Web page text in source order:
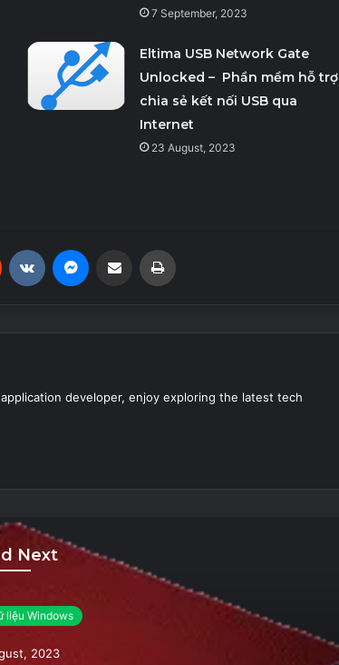
7 September, 2023
Eltima USB Network Gate
Unlocked – Phần mềm hỗ trợ
chia sẻ kết nối USB qua
Internet
23 August, 2023
Reddit VKontakteMessenger
Share via Email
developer, enjoy exploring the latest tech
Next
liệu Windows
2023